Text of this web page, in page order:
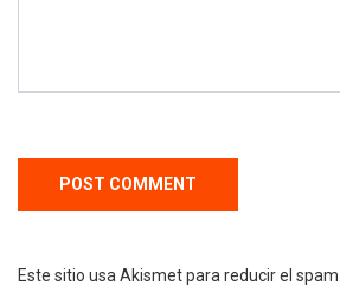
Este sitio usa Akismet para reducir el spam.